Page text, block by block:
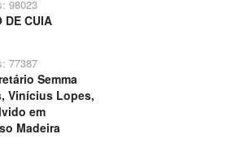
98023
DE CUIA
77387
Semma
Vinícius Lopes,
em
Madeira